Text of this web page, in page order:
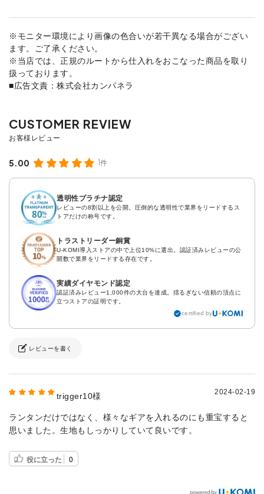
※モニター環境により画像の色合いが若干異なる場合がござい
ます。ご了承ください。
※当店では、正規のルートから仕入れをおこなった商品を取り
扱っております。
■広告文責：株式会社カンパネラ
5.00 1件
透明性プラチナ認定
レビューの8割以上を公開。圧倒的な透明性で業界をリードするス
トアだけの称号です。
トラストリーダー銅賞
U-KOMI導入ストアの中で上位10%に選出。認証済みレビューの公
開数で業界をリードする存在です。
実績ダイヤモンド認定
認証済みレビュー1,000件の大台を達成。揺るぎない信頼の頂点に
立つストアの証明です。
certified by
レビューを書く
trigger10様 2024-02-19
ランタンだけではなく、様々なギアを入れるのにも重宝すると
思いました。生地もしっかりしていて良いです。
役に立った 0